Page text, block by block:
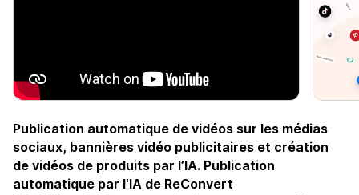
Publication automatique de vidéos sur les médias
sociaux, bannières vidéo publicitaires et création
de vidéos de produits par l’IA. Publication
automatique par l'IA de ReConvert